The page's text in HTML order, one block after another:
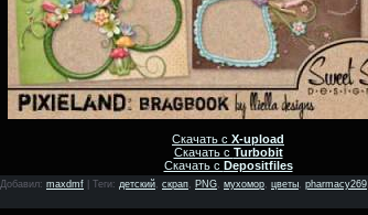
Скачать с X-upload
Скачать с Turbobit
Скачать с Depositfiles
Добавил: maxdmf Теги: детский скрап PNG мухомор цветы pharmacy269